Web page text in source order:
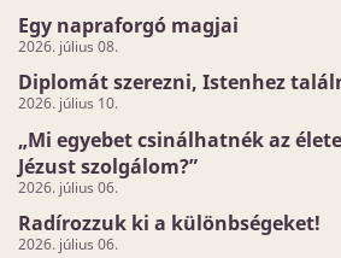
Egy napraforgó magjai
2026. július 08.
Diplomát szerezni, Istenhez
2026. július 10.
„Mi egyebet csinálhatnék az
Jézust szolgálom?”
2026. július 06.
Radírozzuk ki a különbségeket!
2026. július 06.